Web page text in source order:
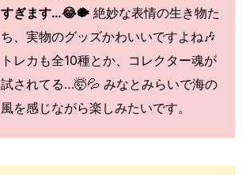
すぎます…😂🐡 絶妙な表情の生き物た
ち、実物のグッズかわいいですよね🎶
トレカも全10種とか、コレクター魂が
試されてる…🤯💦 みなとみらいで海の
風を感じながら楽しみたいです。